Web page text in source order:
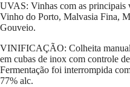
UVAS: Vinhas com as principais
Vinho do Porto, Malvasia Fina,
Gouveio.
VINIFICAÇÃO: Colheita
em cubas de inox com controle
Fermentação foi interrompida
77% alc.